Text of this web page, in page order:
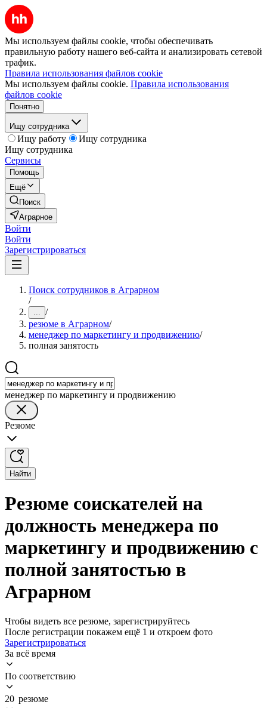
Мы используем файлы cookie, чтобы обеспечивать
правильную работу нашего веб-сайта и анализировать сетевой
трафик.
Правила использования файлов cookie
Мы используем файлы cookie. Правила использования
файлов cookie
Понятно
Ищу сотрудника
Ищу работу
Ищу сотрудника
Ищу сотрудника
Сервисы
Помощь
Ещё
Поиск
Аграрное
Войти
Войти
Зарегистрироваться
Поиск сотрудников в Аграрном
/
... /
резюме в Аграрном/
менеджер по маркетингу и продвижению/
полная занятость
менеджер по маркетингу и продвижению
Резюме
Найти
Резюме соискателей на
должность менеджера по
маркетингу и продвижению с
полной занятостью в
Аграрном
Чтобы видеть все резюме, зарегистрируйтесь
После регистрации покажем ещё 1 и откроем фото
Зарегистрироваться
За всё время
По соответствию
20 резюме